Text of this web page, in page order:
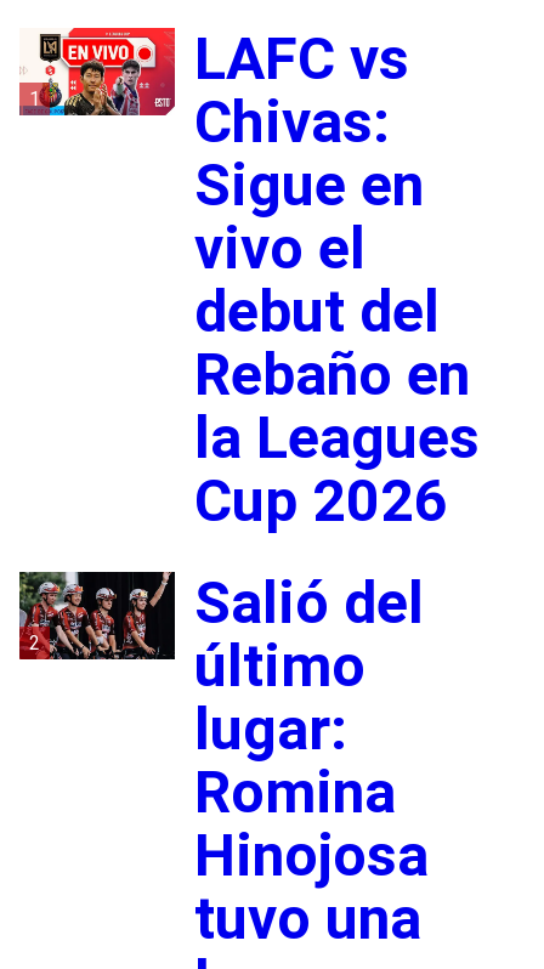
1
LAFC vs
Chivas:
Sigue en
vivo el
debut del
Rebaño en
la Leagues
Cup 2026
2
Salió del
último
lugar:
Romina
Hinojosa
tuvo una